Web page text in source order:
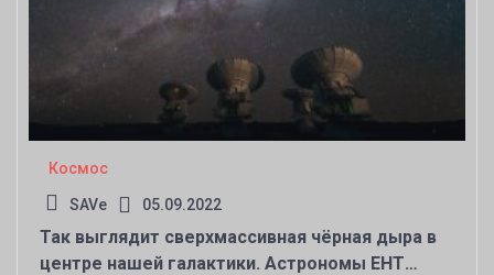
Космос
SAVe 05.09.2022
Так выглядит сверхмассивная чёрная дыра в
центре нашей галактики. Астрономы EHT